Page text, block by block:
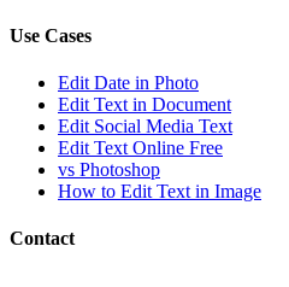
Use Cases
Edit Date in Photo
Edit Text in Document
Edit Social Media Text
Edit Text Online Free
vs Photoshop
How to Edit Text in Image
Contact